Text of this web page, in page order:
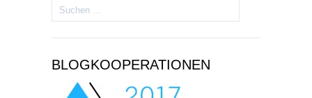
Suchen
nach:
BLOGKOOPERATIONEN